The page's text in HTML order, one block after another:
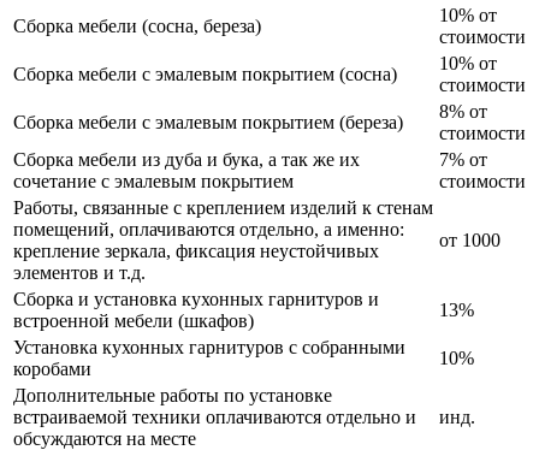
Сборка мебели (сосна, береза)
10% от
стоимости
Сборка мебели с эмалевым покрытием (сосна)
10% от
стоимости
Сборка мебели с эмалевым покрытием (береза)
8% от
стоимости
Сборка мебели из дуба и бука, а так же их
сочетание с эмалевым покрытием
7% от
стоимости
Работы, связанные с креплением изделий к стенам
помещений, оплачиваются отдельно, а именно:
крепление зеркала, фиксация неустойчивых
элементов и т.д.
от 1000
Сборка и установка кухонных гарнитуров и
встроенной мебели (шкафов)
13%
Установка кухонных гарнитуров с собранными
коробами
10%
Дополнительные работы по установке
встраиваемой техники оплачиваются отдельно и
обсуждаются на месте
инд.